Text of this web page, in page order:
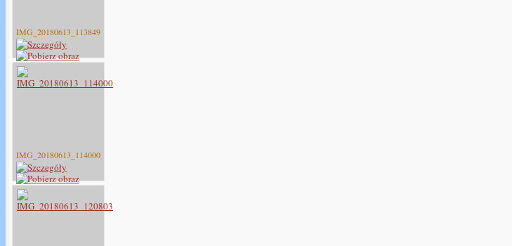
IMG_20180613_113849
IMG_20180613_114000